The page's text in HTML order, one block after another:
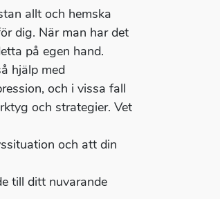
allt och hemska
dig. När man har det
på egen hand.
hjälp med
och i vissa fall
och strategier. Vet
och att din
till ditt nuvarande